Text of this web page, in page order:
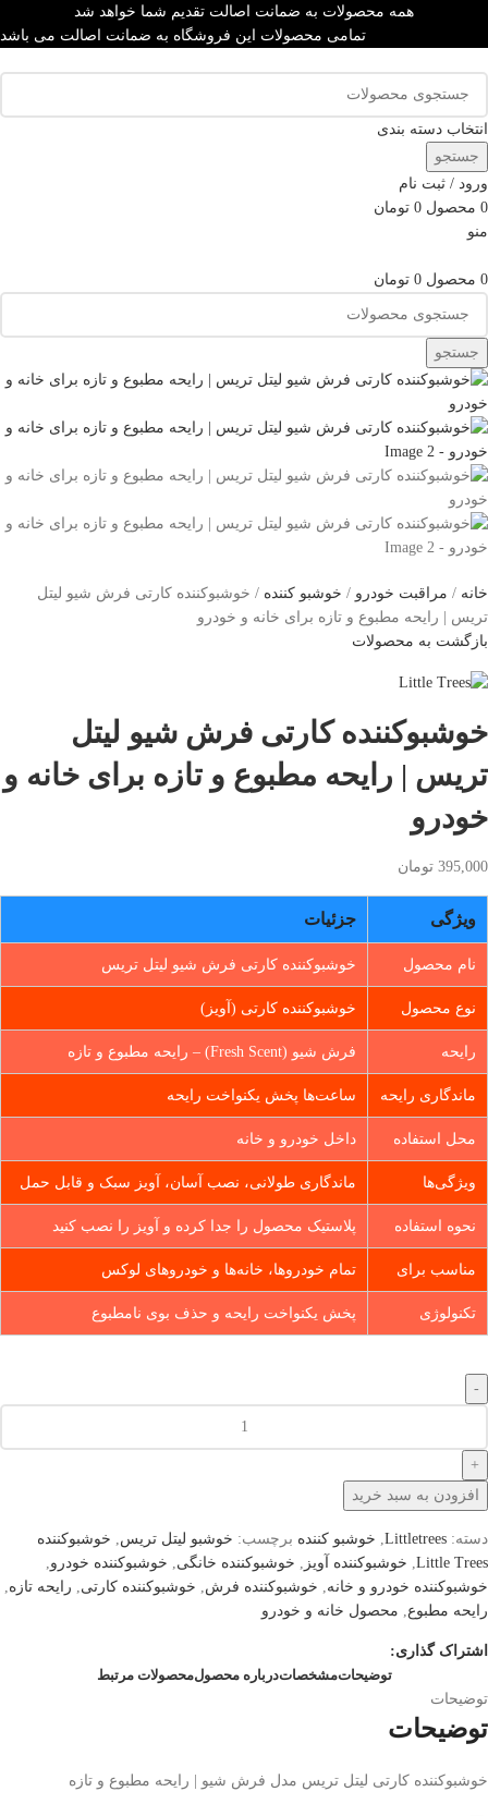
همه محصولات به ضمانت اصالت تقدیم شما خواهد شد
تمامی محصولات این فروشگاه به ضمانت اصالت می باشد
انتخاب دسته بندی
جستجو
ورود / ثبت نام
0 محصول 0 تومان
منو
0 محصول 0 تومان
جستجو
خانه مراقبت خودرو خوشبو کننده
خوشبوکننده کارتی فرش شیو لیتل
تریس | رایحه مطبوع و تازه برای خانه و خودرو
بازگشت به محصولات
خوشبوکننده کارتی فرش شیو لیتل
تریس | رایحه مطبوع و تازه برای خانه و
خودرو
395,000 تومان
ویژگی جزئیات
نام محصول خوشبوکننده کارتی فرش شیو لیتل تریس
نوع محصول خوشبوکننده کارتی (آویز)
رایحه فرش شیو (Fresh Scent) – رایحه مطبوع و تازه
ماندگاری رایحه ساعت‌ها پخش یکنواخت رایحه
محل استفاده داخل خودرو و خانه
ویژگی‌ها ماندگاری طولانی، نصب آسان، آویز سبک و قابل حمل
نحوه استفاده پلاستیک محصول را جدا کرده و آویز را نصب کنید
مناسب برای تمام خودروها، خانه‌ها و خودروهای لوکس
تکنولوژی پخش یکنواخت رایحه و حذف بوی نامطبوع
افزودن به سبد خرید
دسته: Littletrees خوشبو کننده برچسب: خوشبو لیتل تریس
خوشبوکننده
Little Trees خوشبوکننده آویز خوشبوکننده خانگی خوشبوکننده خودرو
خوشبوکننده خودرو و خانه
خوشبوکننده فرش خوشبوکننده کارتی رایحه تازه
رایحه مطبوع
محصول خانه و خودرو
اشتراک گذاری:
توضیحاتمشخصاتدرباره محصولمحصولات مرتبط
توضیحات
توضیحات
خوشبوکننده کارتی لیتل تریس مدل فرش شیو | رایحه مطبوع و تازه